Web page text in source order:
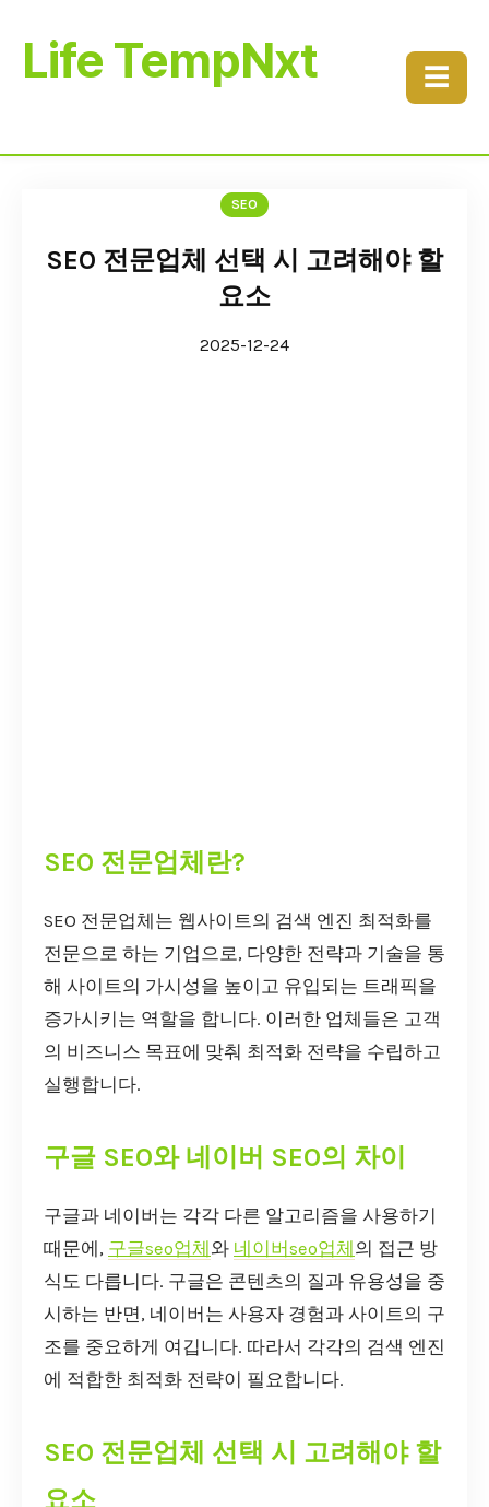
Life TempNxt ☰
SEO
SEO 전문업체 선택 시 고려해야 할
요소
2025-12-24
SEO 전문업체란?
SEO 전문업체는 웹사이트의 검색 엔진 최적화를
전문으로 하는 기업으로, 다양한 전략과 기술을 통
해 사이트의 가시성을 높이고 유입되는 트래픽을
증가시키는 역할을 합니다. 이러한 업체들은 고객
의 비즈니스 목표에 맞춰 최적화 전략을 수립하고
실행합니다.
구글 SEO와 네이버 SEO의 차이
구글과 네이버는 각각 다른 알고리즘을 사용하기
때문에, 구글seo업체 와 네이버seo업체 의 접근 방
식도 다릅니다. 구글은 콘텐츠의 질과 유용성을 중
시하는 반면, 네이버는 사용자 경험과 사이트의 구
조를 중요하게 여깁니다. 따라서 각각의 검색 엔진
에 적합한 최적화 전략이 필요합니다.
SEO 전문업체 선택 시 고려해야 할
요소